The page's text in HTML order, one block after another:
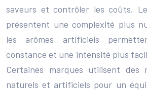
saveurs et contrôler les coûts.
présentent une complexité plus
les arômes artificiels
constance et une intensité plus
Certaines marques utilisent des
naturels et artificiels pour un